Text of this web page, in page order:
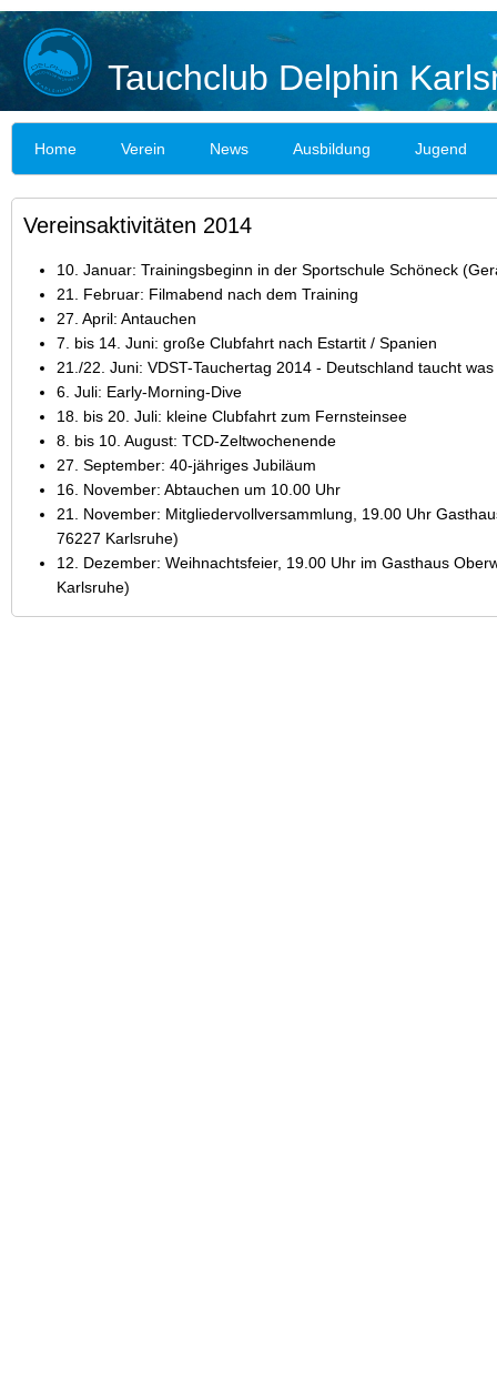
Tauchclub Delphin
Home Verein News Ausbildung Jugend
Vereinsaktivitäten 2014
10. Januar: Trainingsbeginn in der Sportschule Schöneck
21. Februar: Filmabend nach dem Training
27. April: Antauchen
7. bis 14. Juni: große Clubfahrt nach Estartit / Spanien
21./22. Juni: VDST-Tauchertag 2014 - Deutschland taucht was
6. Juli: Early-Morning-Dive
18. bis 20. Juli: kleine Clubfahrt zum Fernsteinsee
8. bis 10. August: TCD-Zeltwochenende
27. September: 40-jähriges Jubiläum
16. November: Abtauchen um 10.00 Uhr
21. November: Mitgliedervollversammlung, 19.00 Uhr
76227 Karlsruhe)
12. Dezember: Weihnachtsfeier, 19.00 Uhr im Gasthaus
Karlsruhe)